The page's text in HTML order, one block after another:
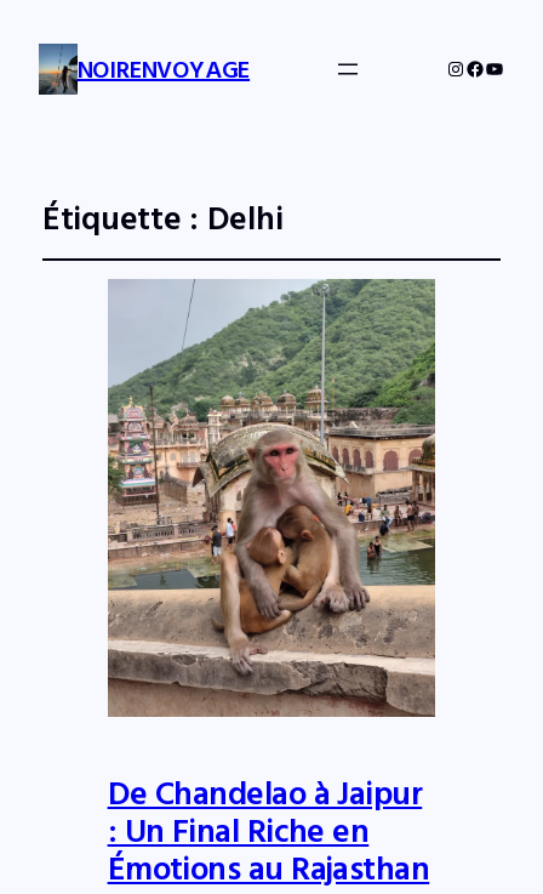
NOIRENVOYAGE Instagram
Étiquette : Delhi
De Chandelao à Jaipur
: Un Final Riche en
Émotions au Rajasthan